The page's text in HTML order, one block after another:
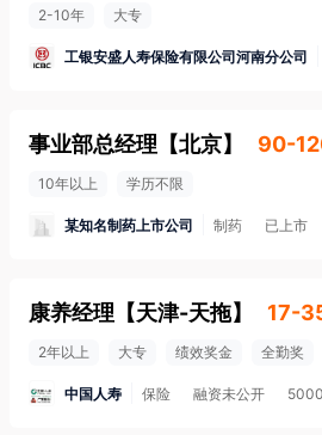
2-10年 大专
工银安盛人寿保险有限公司河南分公司
事业部总经理 【北京】 90-
10年以上 学历不限
某知名制药上市公司 制药 已上市
康养经理 【天津-天拖】 17-
2年以上 大专 绩效奖金 全勤奖
中国人寿 保险 融资未公开